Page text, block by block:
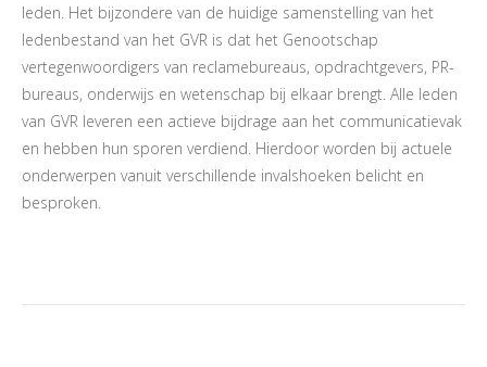
leden. Het bijzondere van de huidige samenstelling van het
ledenbestand van het GVR is dat het Genootschap
vertegenwoordigers van reclamebureaus, opdrachtgevers, PR-
bureaus, onderwijs en wetenschap bij elkaar brengt. Alle leden
van GVR leveren een actieve bijdrage aan het communicatievak
en hebben hun sporen verdiend. Hierdoor worden bij actuele
onderwerpen vanuit verschillende invalshoeken belicht en
besproken.